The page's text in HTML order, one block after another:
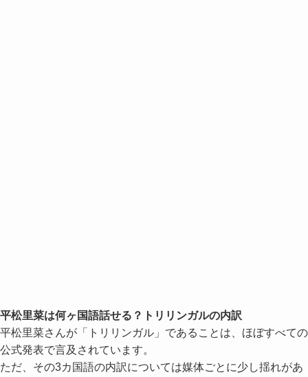
平松里菜は何ヶ国語話せる？トリリンガルの内訳
平松里菜さんが「トリリンガル」であることは、ほぼすべての
公式発表で言及されています。
ただ、その3カ国語の内訳については媒体ごとに少し揺れがあ